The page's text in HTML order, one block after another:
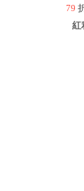
79
紅